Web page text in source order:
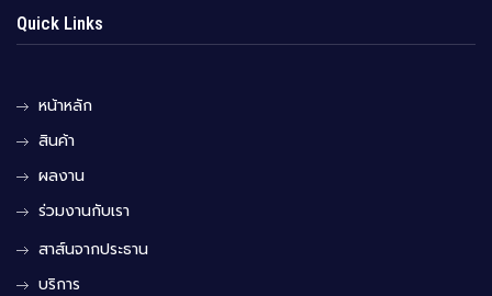
Quick Links
หน้าหลัก
สินค้า
ผลงาน
ร่วมงานกับเรา
สาส์นจากประธาน
บริการ